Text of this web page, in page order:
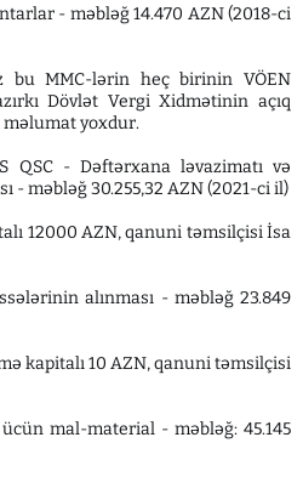
- məbləğ 14.470 AZN (2018-ci
bu MMC-lərin heç birinin VÖEN
Dövlət Vergi Xidmətinin açıq
məlumat yoxdur.
QSC - Dəftərxana ləvazimatı və
- məbləğ 30.255,32 AZN (2021-ci il)
12000 AZN, qanuni təmsilçisi İsa
alınması - məbləğ 23.849
kapitalı 10 AZN, qanuni təmsilçisi
mal-material - məbləğ: 45.145